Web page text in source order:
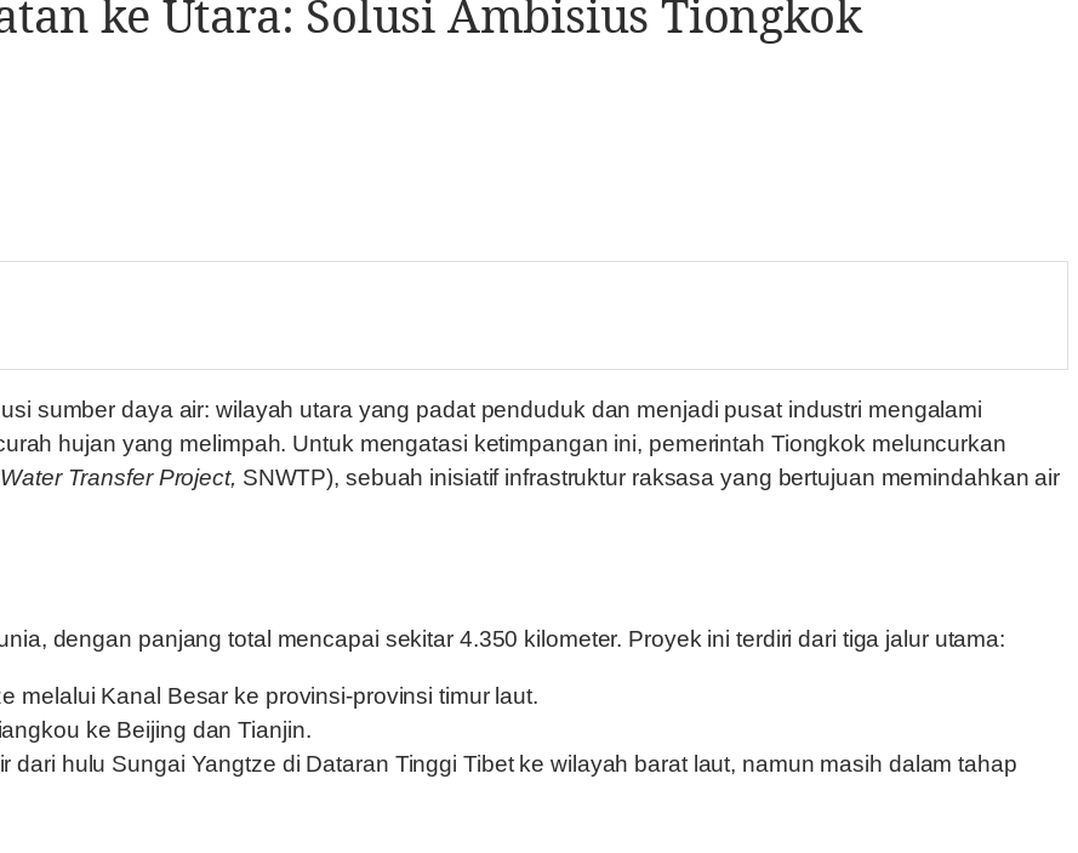
ke Utara: Solusi Ambisius Tiongkok
hujan yang melimpah. Untuk mengatasi ketimpangan ini, pemerintah Tiongkok meluncurkan
Transfer Project, SNWTP), sebuah inisiatif infrastruktur raksasa yang bertujuan memindahkan air
dengan panjang total mencapai sekitar 4.350 kilometer. Proyek ini terdiri dari tiga jalur utama:
melalui Kanal Besar ke provinsi-provinsi timur laut.
ke Beijing dan Tianjin.
dari hulu Sungai Yangtze di Dataran Tinggi Tibet ke wilayah barat laut, namun masih dalam tahap